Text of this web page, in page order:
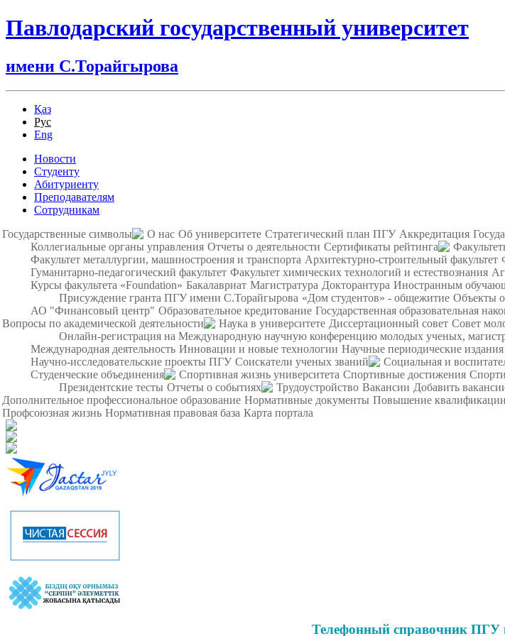
Павлодарский государственный университет
имени С.Торайгырова
Қаз
Рус
Eng
Новости
Студенту
Абитуриенту
Преподавателям
Сотрудникам
Государственные символы
О нас Об университете Стратегический план ПГУ Аккредитация
Коллегиальные органы управления Отчеты о деятельности Сертификаты рейтинга
Факультет металлургии, машиностроения и транспорта Архитектурно-строительный факультет
Гуманитарно-педагогический факультет Факультет химических технологий и естествознания
Курсы факультета «Foundation» Бакалавриат Магистратура Докторантура Иностранным
Присуждение гранта ПГУ имени С.Торайгырова «Дом студентов» - общежитие Объекты
АО "Финансовый центр" Образовательное кредитование Государственная образовательная
Вопросы по академической деятельности
Наука в университете Диссертационный совет Совет
Онлайн-регистрация на Международную научную конференцию молодых ученых,
Международная деятельность Инновации и новые технологии Научные периодические
Научно-исследовательские проекты ПГУ Соискатели ученых званий Социальная и
Студенческие объединения
Спортивная жизнь университета Спортивные достижения
Президентские тесты Отчеты о событиях Трудоустройство Вакансии Добавить
Дополнительное профессиональное образование Нормативные документы Повышение
Профсоюзная жизнь Нормативная правовая база Карта портала
Телефонный справочник ПГУ